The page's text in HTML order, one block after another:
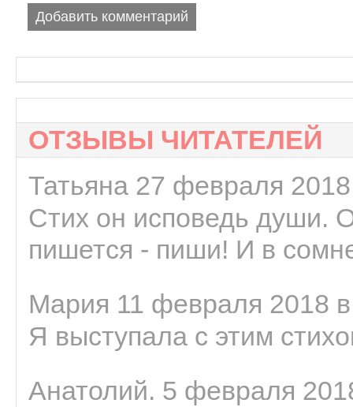
Добавить комментарий
ОТЗЫВЫ ЧИТАТЕЛЕЙ
Татьяна 27 февраля
Стих он исповедь души.
пишется - пиши! И в
Мария 11 февраля 2018
Я выступала с этим
Анатолий. 5 февраля